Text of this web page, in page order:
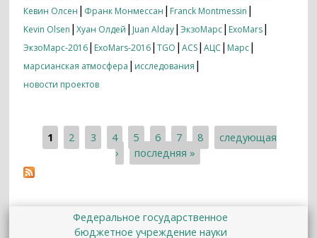
Кевин Олсен | Франк Монмессан | Franck Montmessin |
Kevin Olsen |Хуан Олдей | Juan Alday|ЭкзоМарс| ExoMars|
ЭкзоМарс-2016| ExoMars-2016|TGO |ACS|АЦС | Марс|
марсианская атмосфера | исследования |
новости проектов
Страницы
1 2 3 4 5 6 7 8
следующая
›
последняя »
Федеральное государственное
бюджетное учреждение науки